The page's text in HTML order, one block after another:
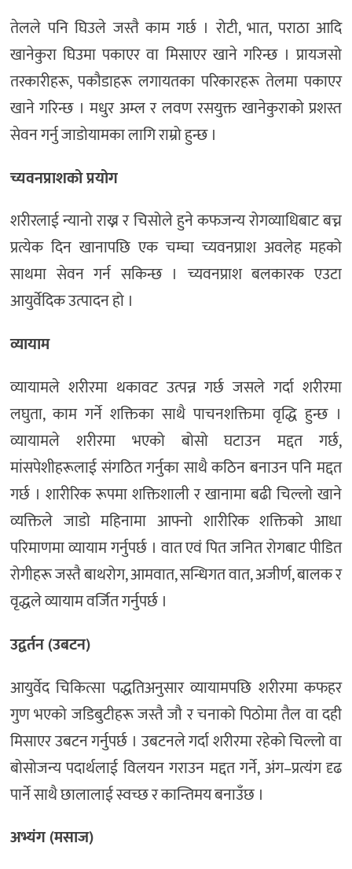
तेलले पनि घिउले जस्तै काम गर्छ । रोटी, भात, पराठा आदि
खानेकुरा घिउमा पकाएर वा मिसाएर खाने गरिन्छ । प्रायजसो
तरकारीहरू, पकौडाहरू लगायतका परिकारहरू तेलमा पकाएर
खाने गरिन्छ । मधुर अम्ल र लवण रसयुक्त खानेकुराको प्रशस्त
सेवन गर्नु जाडोयामका लागि राम्रो हुन्छ ।
च्यवनप्राशको प्रयोग
शरीरलाई न्यानो राख्न र चिसोले हुने कफजन्य रोगव्याधिबाट बच्न
प्रत्येक दिन खानापछि एक चम्चा च्यवनप्राश अवलेह महको
साथमा सेवन गर्न सकिन्छ । च्यवनप्राश बलकारक एउटा
आयुर्वेदिक उत्पादन हो ।
व्यायाम
व्यायामले शरीरमा थकावट उत्पन्न गर्छ जसले गर्दा शरीरमा
लघुता, काम गर्ने शक्तिका साथै पाचनशक्तिमा वृद्धि हुन्छ ।
व्यायामले शरीरमा भएको बोसो घटाउन मद्दत गर्छ,
मांसपेशीहरूलाई संगठित गर्नुका साथै कठिन बनाउन पनि मद्दत
गर्छ । शारीरिक रूपमा शक्तिशाली र खानामा बढी चिल्लो खाने
व्यक्तिले जाडो महिनामा आफ्नो शारीरिक शक्तिको आधा
परिमाणमा व्यायाम गर्नुपर्छ । वात एवं पित जनित रोगबाट पीडित
रोगीहरू जस्तै बाथरोग, आमवात, सन्धिगत वात, अजीर्ण, बालक र
वृद्धले व्यायाम वर्जित गर्नुपर्छ ।
उद्वर्तन (उबटन)
आयुर्वेद चिकित्सा पद्धतिअनुसार व्यायामपछि शरीरमा कफहर
गुण भएको जडिबुटीहरू जस्तै जौ र चनाको पिठोमा तैल वा दही
मिसाएर उबटन गर्नुपर्छ । उबटनले गर्दा शरीरमा रहेको चिल्लो वा
बोसोजन्य पदार्थलाई विलयन गराउन मद्दत गर्ने, अंग–प्रत्यंग दृढ
पार्ने साथै छालालाई स्वच्छ र कान्तिमय बनाउँछ ।
अभ्यंग (मसाज)